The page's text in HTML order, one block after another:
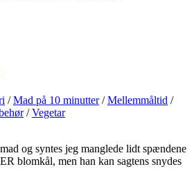
/Mad på 10 minutter/Mellemmåltid /
/Vegetar
og syntes jeg manglede lidt spændene
blomkål, men han kan sagtens snydes